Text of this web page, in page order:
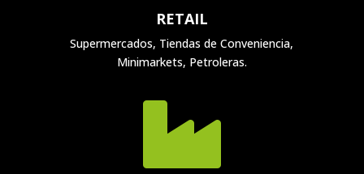
RETAIL
Supermercados, Tiendas de Conveniencia,
Minimarkets, Petroleras.
